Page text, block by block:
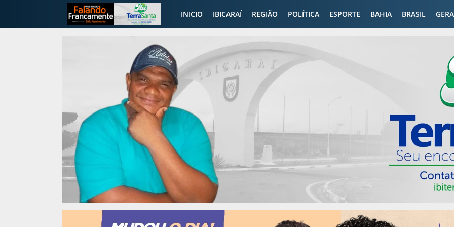
INICIO IBICARAÍ REGIÃO POLÍTICA ESPORTE BAHIA BRASIL